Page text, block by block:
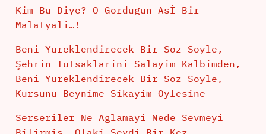
Kim Bu Diye? O Gordugun Asİ Bir
Malatyali…!
Beni Yureklendirecek Bir Soz Soyle,
Şehrin Tutsaklarini Salayim Kalbimden,
Beni Yureklendirecek Bir Soz Soyle,
Kursunu Beynime Sikayim Oylesine
Serseriler Ne Aglamayi Nede Sevmeyi